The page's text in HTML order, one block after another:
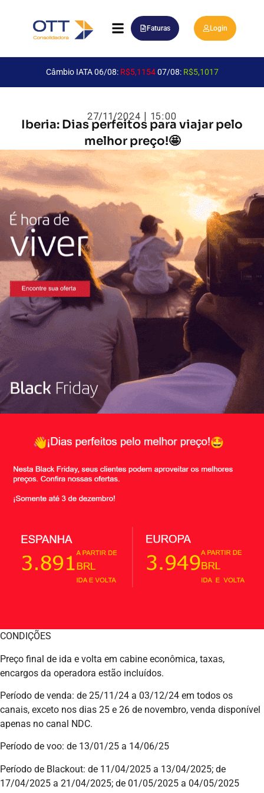
Faturas Login
Câmbio IATA 06/08: R$5,115407/08: R$5,1017
27/11/2024 | 15:00
Iberia: Dias perfeitos para viajar pelo
melhor preço!🤩
CONDIÇÕES
Preço final de ida e volta em cabine econômica, taxas,
encargos da operadora estão incluídos.
Período de venda: de 25/11/24 a 03/12/24 em todos os
canais, exceto nos dias 25 e 26 de novembro, venda disponível
apenas no canal NDC.
Período de voo: de 13/01/25 a 14/06/25
Período de Blackout: de 11/04/2025 a 13/04/2025; de
17/04/2025 a 21/04/2025; de 01/05/2025 a 04/05/2025